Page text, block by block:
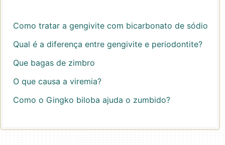
Como tratar a gengivite com bicarbonato de sódio
Qual é a diferença entre gengivite e periodontite?
Que bagas de zimbro
O que causa a viremia?
Como o Gingko biloba ajuda o zumbido?